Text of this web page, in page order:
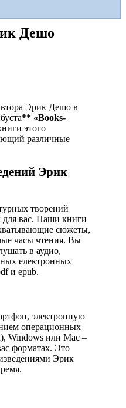
Дешо
Эрик Дешо в
** «Books-
этого
различные
Эрик
творений
вас. Наши книги
сюжеты,
часы чтения. Вы
в аудио,
електронных
и epub.
электронную
операционных
Windows или Mac –
форматах. Это
Эрик